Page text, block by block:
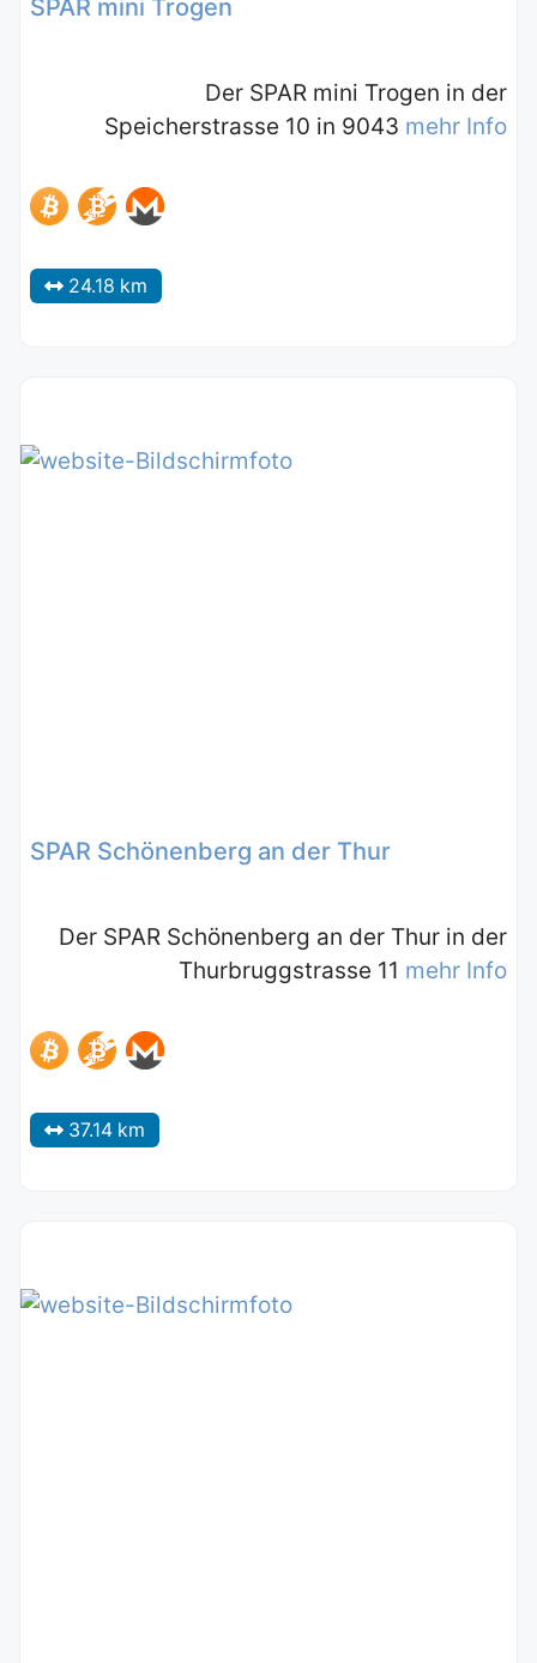
SPAR mini Trogen
Der SPAR mini Trogen in der
Speicherstrasse 10 in 9043 mehr Info
24.18 km
SPAR Schönenberg an der Thur
Der SPAR Schönenberg an der Thur in der
Thurbruggstrasse 11 mehr Info
37.14 km